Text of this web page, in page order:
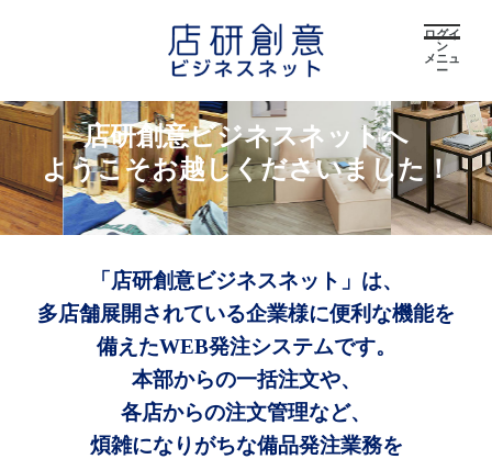
ログイ
ン
メニュ
ー
店研創意ビジネスネットへ
ようこそお越しくださいました！
「店研創意ビジネスネット」は、
多店舗展開されている企業様に便利な機能を
備えたWEB発注システムです。
本部からの一括注文や、
各店からの注文管理など、
煩雑になりがちな備品発注業務を